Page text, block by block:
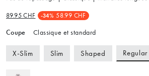
89.95 CHF -34% 58.99 CHF
Coupe Classique et standard
X-Slim Slim Shaped Regular